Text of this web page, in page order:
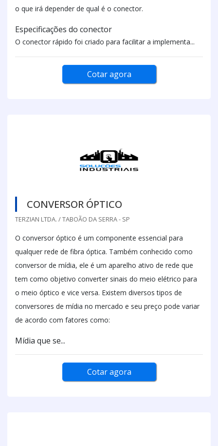
o que irá depender de qual é o conector.
Especificações do conector
O conector rápido foi criado para facilitar a implementa...
Cotar agora
CONVERSOR ÓPTICO
TERZIAN LTDA. / TABOÃO DA SERRA - SP
O conversor óptico é um componente essencial para
qualquer rede de fibra óptica. Também conhecido como
conversor de mídia, ele é um aparelho ativo de rede que
tem como objetivo converter sinais do meio elétrico para
o meio óptico e vice versa. Existem diversos tipos de
conversores de mídia no mercado e seu preço pode variar
de acordo com fatores como:
Mídia que se...
Cotar agora